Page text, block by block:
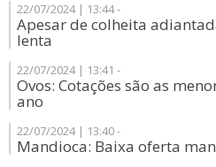
22/07/2024 | 13:44 -
Apesar de colheita
lenta
22/07/2024 | 13:41 -
Ovos: Cotações são as
ano
22/07/2024 | 13:40 -
Mandioca: Baixa oferta